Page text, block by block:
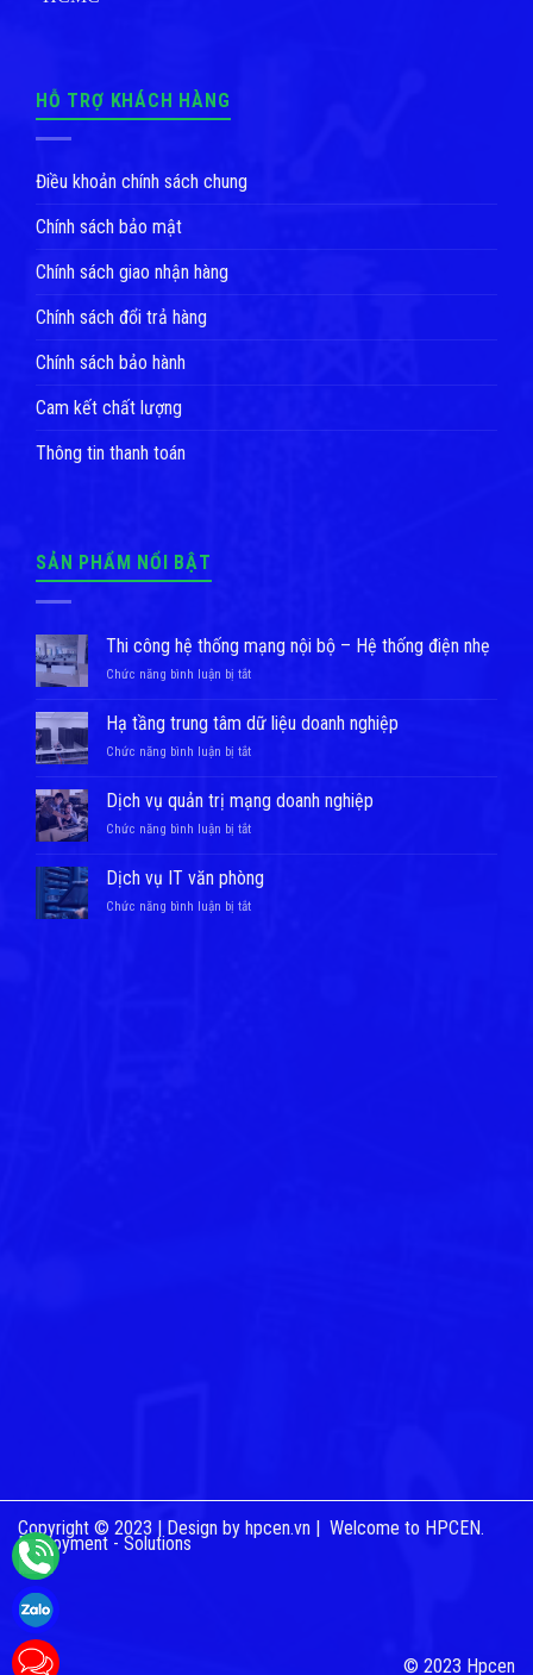
HỖ TRỢ KHÁCH HÀNG
Điều khoản chính sách chung
Chính sách bảo mật
Chính sách giao nhận hàng
Chính sách đổi trả hàng
Chính sách bảo hành
Cam kết chất lượng
Thông tin thanh toán
SẢN PHẨM NỔI BẬT
Thi công hệ thống mạng nội bộ – Hệ thống điện nhẹ
Chức năng bình luận bị tắtở
công
hệ
thống
nội
–
thống
nhẹ
Hạ tầng trung tâm dữ liệu doanh nghiệp
Chức năng bình luận bị tắtở
trung
tâm
liệu
doanh
nghiệp
Dịch vụ quản trị mạng doanh nghiệp
Chức năng bình luận bị tắtở
quản
trị
Dịch vụ IT văn phòng
Chức năng bình luận bị tắtở
Copyright © 2023 | Design by hpcen.vn | Welcome to HPCEN.
Deployment - Solutions
© 2023 Hpcen